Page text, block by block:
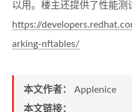
以用。楼主还提供了性能测
https://
arking-nftables/
本文作者： Applenice
本文链接：